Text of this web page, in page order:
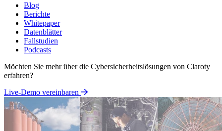
Blog
Berichte
Whitepaper
Datenblätter
Fallstudien
Podcasts
Möchten Sie mehr über die Cybersicherheitslösungen von Claroty
erfahren?
Live-Demo vereinbaren